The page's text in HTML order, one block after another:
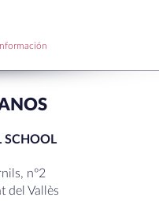
SCHOOL
nº2
del Vallès